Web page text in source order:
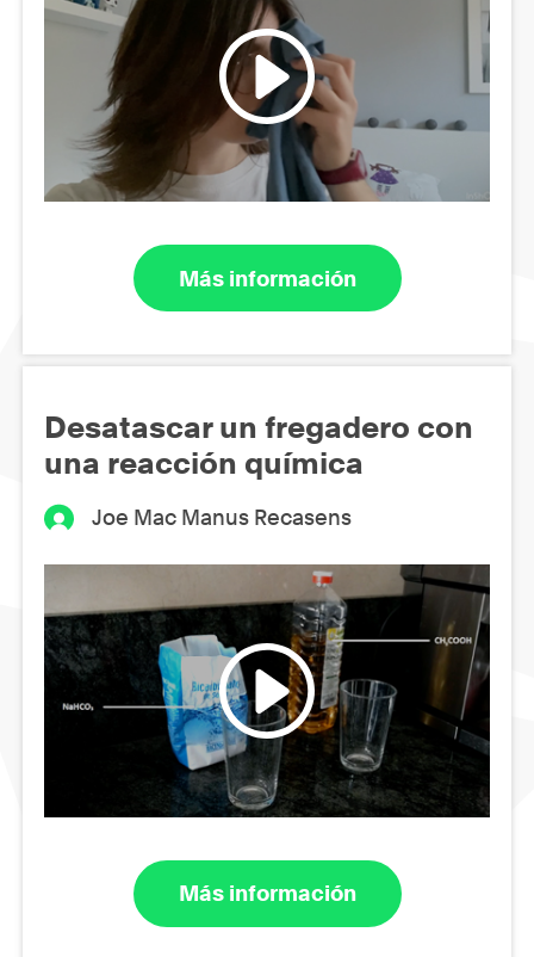
Más información
Desatascar un fregadero con
una reacción química
Joe Mac Manus Recasens
Más información